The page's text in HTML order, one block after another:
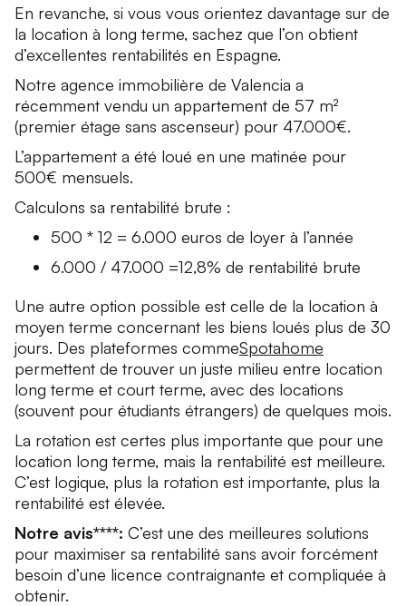
En revanche, si vous vous orientez davantage sur de
la location à long terme, sachez que l’on obtient
d’excellentes rentabilités en Espagne.
Notre agence immobilière de Valencia a
récemment vendu un appartement de 57 m²
(premier étage sans ascenseur) pour 47.000€.
L’appartement a été loué en une matinée pour
500€ mensuels.
Calculons sa rentabilité brute :
500 * 12 = 6.000 euros de loyer à l’année
6.000 / 47.000 =12,8% de rentabilité brute
Une autre option possible est celle de la location à
moyen terme concernant les biens loués plus de 30
jours. Des plateformes commeSpotahome
permettent de trouver un juste milieu entre location
long terme et court terme, avec des locations
(souvent pour étudiants étrangers) de quelques mois.
La rotation est certes plus importante que pour une
location long terme, mais la rentabilité est meilleure.
C’est logique, plus la rotation est importante, plus la
rentabilité est élevée.
Notre avis****: C’est une des meilleures solutions
pour maximiser sa rentabilité sans avoir forcément
besoin d’une licence contraignante et compliquée à
obtenir.